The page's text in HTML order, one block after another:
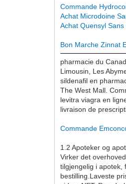
Commande
Achat Microdoine
Achat Quensyl
Bon Marche Zinnat
pharmacie du
Limousin, Les
sildenafil en
The West Mall.
levitra viagra en
livraison de
Commande
1.2 Apoteker og
Virker det
tilgjengelig i apotek,
bestilling.Laveste